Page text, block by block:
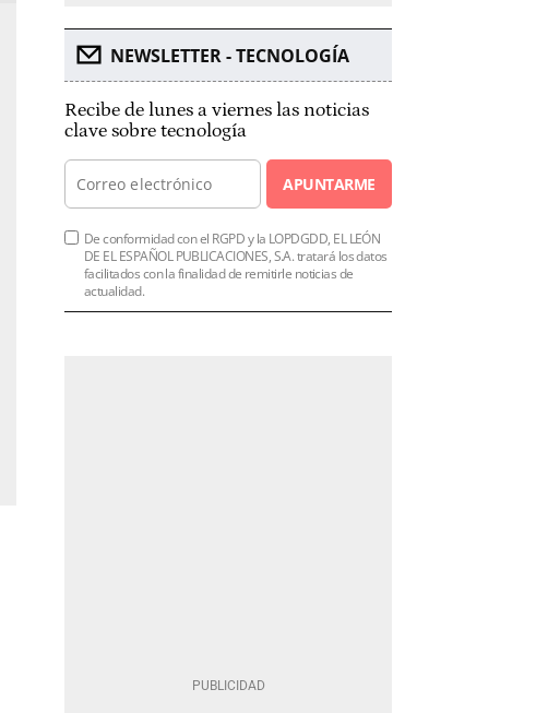
NEWSLETTER - TECNOLOGÍA
Recibe de lunes a viernes las noticias
clave sobre tecnología
APUNTARME
De conformidad con el RGPD y la LOPDGDD, EL LEÓN
DE EL ESPAÑOL PUBLICACIONES, S.A. tratará los datos
facilitados con la finalidad de remitirle noticias de
actualidad.